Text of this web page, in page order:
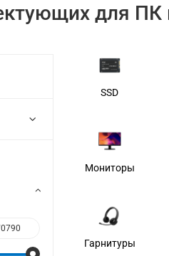
для ПК
SSD
Мониторы
Гарнитуры